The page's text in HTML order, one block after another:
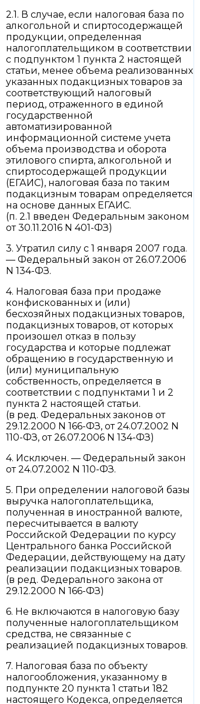
2.1. В случае, если налоговая база по
алкогольной и спиртосодержащей
продукции, определенная
налогоплательщиком в соответствии
с подпунктом 1 пункта 2 настоящей
статьи, менее объема реализованных
указанных подакцизных товаров за
соответствующий налоговый
период, отраженного в единой
государственной
автоматизированной
информационной системе учета
объема производства и оборота
этилового спирта, алкогольной и
спиртосодержащей продукции
(ЕГАИС), налоговая база по таким
подакцизным товарам определяется
на основе данных ЕГАИС.
(п. 2.1 введен Федеральным законом
от 30.11.2016 N 401-ФЗ)
3. Утратил силу с 1 января 2007 года.
— Федеральный закон от 26.07.2006
N 134-ФЗ.
4. Налоговая база при продаже
конфискованных и (или)
бесхозяйных подакцизных товаров,
подакцизных товаров, от которых
произошел отказ в пользу
государства и которые подлежат
обращению в государственную и
(или) муниципальную
собственность, определяется в
соответствии с подпунктами 1 и 2
пункта 2 настоящей статьи.
(в ред. Федеральных законов от
29.12.2000 N 166-ФЗ, от 24.07.2002 N
110-ФЗ, от 26.07.2006 N 134-ФЗ)
4. Исключен. — Федеральный закон
от 24.07.2002 N 110-ФЗ.
5. При определении налоговой базы
выручка налогоплательщика,
полученная в иностранной валюте,
пересчитывается в валюту
Российской Федерации по курсу
Центрального банка Российской
Федерации, действующему на дату
реализации подакцизных товаров.
(в ред. Федерального закона от
29.12.2000 N 166-ФЗ)
6. Не включаются в налоговую базу
полученные налогоплательщиком
средства, не связанные с
реализацией подакцизных товаров.
7. Налоговая база по объекту
налогообложения, указанному в
подпункте 20 пункта 1 статьи 182
настоящего Кодекса, определяется